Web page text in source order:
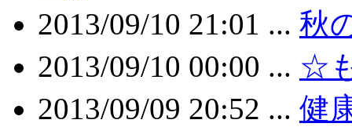
2013/09/10 21:01 ... 秋
2013/09/10 00:00 ... ☆
2013/09/09 20:52 ... 健